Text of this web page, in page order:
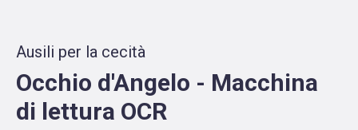
Ausili per la cecità
Occhio d'Angelo - Macchina
di lettura OCR